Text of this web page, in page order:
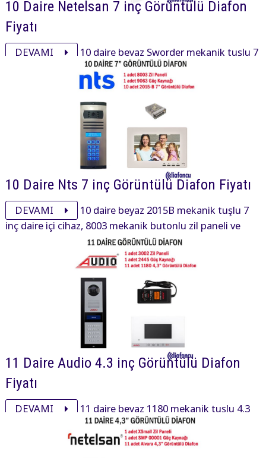
10 Daire Netelsan 7 inç Görüntülü Diafon
Fiyatı
DEVAMI
10 daire beyaz Sworder mekanik tuşlu 7
inç daire içi cihaz, xsmall mekanik tuşlu zil paneli ve
aksesuarı ile görüntülü diafon paketi 37100₺ dir.
10 Daire Nts 7 inç Görüntülü Diafon Fiyatı
DEVAMI
10 daire beyaz 2015B mekanik tuşlu 7
inç daire içi cihaz, 8003 mekanik butonlu zil paneli ve
aksesuarı ile görüntülü diafon paketi 25785₺ dir.
11 Daire Audio 4.3 inç Görüntülü Diafon
Fiyatı
DEVAMI
11 daire beyaz 1180 mekanik tuşlu 4.3
inç daire içi cihaz, 3002 mekanik tuşlu zil paneli ve
aksesuarı ile görüntülü diafon paketi 28790₺ dir.